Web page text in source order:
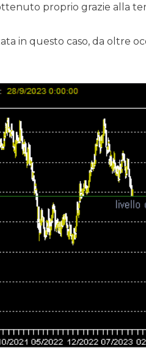
proprio grazie alla
in questo caso, da oltre